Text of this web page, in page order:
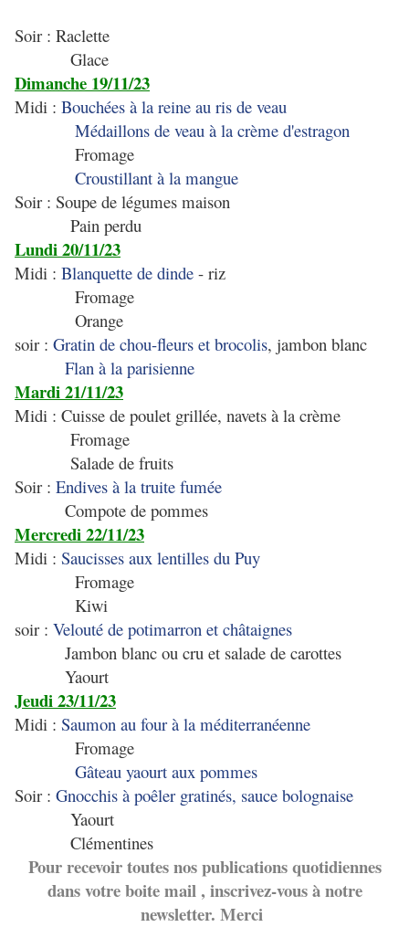
Soir : Raclette
Glace
Dimanche 19/11/23
Midi : Bouchées à la reine au ris de veau
Médaillons de veau à la crème d'estragon
Fromage
Croustillant à la mangue
Soir : Soupe de légumes maison
Pain perdu
Lundi 20/11/23
Midi : Blanquette de dinde - riz
Fromage
Orange
soir : Gratin de chou-fleurs et brocolis, jambon blanc
Flan à la parisienne
Mardi 21/11/23
Midi : Cuisse de poulet grillée, navets à la crème
Fromage
Salade de fruits
Soir : Endives à la truite fumée
Compote de pommes
Mercredi 22/11/23
Midi : Saucisses aux lentilles du Puy
Fromage
Kiwi
soir : Velouté de potimarron et châtaignes
Jambon blanc ou cru et salade de carottes
Yaourt
Jeudi 23/11/23
Midi : Saumon au four à la méditerranéenne
Fromage
Gâteau yaourt aux pommes
Soir : Gnocchis à poêler gratinés, sauce bolognaise
Yaourt
Clémentines
Pour recevoir toutes nos publications quotidiennes
dans votre boite mail , inscrivez-vous à notre
newsletter. Merci